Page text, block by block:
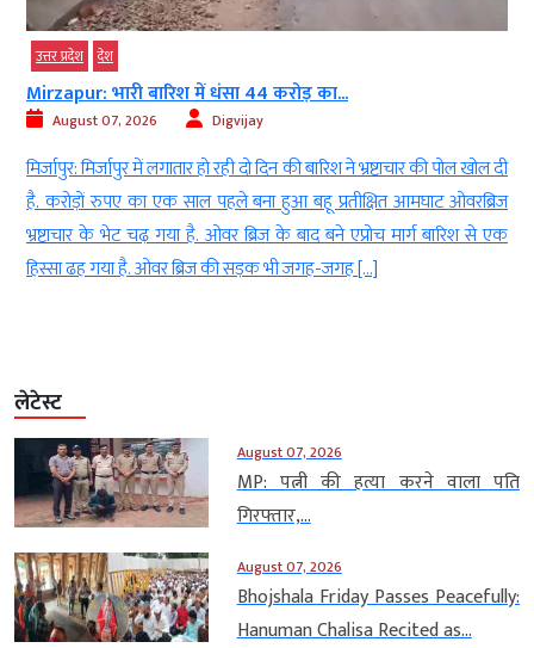
उत्तर प्रदेश देश
Mirzapur: भारी बारिश में धंसा 44 करोड़ का...
August 07, 2026 Digvijay
मिर्जापुर: मिर्जापुर में लगातार हो रही दो दिन की बारिश ने भ्रष्टाचार की पोल खोल दी
है. करोड़ों रुपए का एक साल पहले बना हुआ बहू प्रतीक्षित आमघाट ओवरब्रिज
भ्रष्टाचार के भेट चढ़ गया है. ओवर ब्रिज के बाद बने एप्रोच मार्ग बारिश से एक
हिस्सा ढह गया है. ओवर ब्रिज की सड़क भी जगह-जगह […]
लेटेस्ट
August 07, 2026
MP: पत्नी की हत्या करने वाला पति
गिरफ्तार,...
August 07, 2026
Bhojshala Friday Passes Peacefully:
Hanuman Chalisa Recited as...